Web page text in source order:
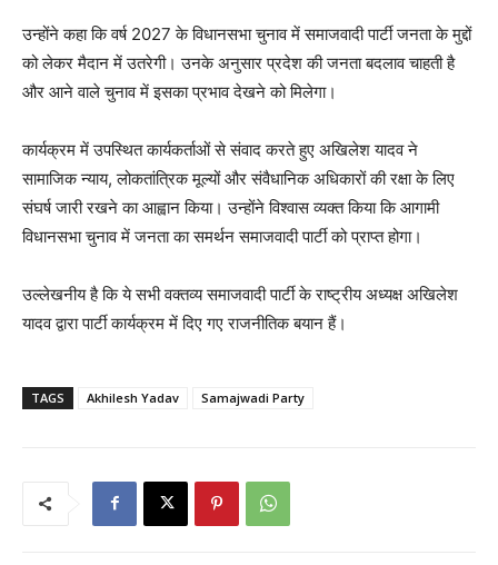
उन्होंने कहा कि वर्ष 2027 के विधानसभा चुनाव में समाजवादी पार्टी जनता के मुद्दों
को लेकर मैदान में उतरेगी। उनके अनुसार प्रदेश की जनता बदलाव चाहती है
और आने वाले चुनाव में इसका प्रभाव देखने को मिलेगा।
कार्यक्रम में उपस्थित कार्यकर्ताओं से संवाद करते हुए अखिलेश यादव ने
सामाजिक न्याय, लोकतांत्रिक मूल्यों और संवैधानिक अधिकारों की रक्षा के लिए
संघर्ष जारी रखने का आह्वान किया। उन्होंने विश्वास व्यक्त किया कि आगामी
विधानसभा चुनाव में जनता का समर्थन समाजवादी पार्टी को प्राप्त होगा।
उल्लेखनीय है कि ये सभी वक्तव्य समाजवादी पार्टी के राष्ट्रीय अध्यक्ष अखिलेश
यादव द्वारा पार्टी कार्यक्रम में दिए गए राजनीतिक बयान हैं।
TAGS Akhilesh Yadav Samajwadi Party